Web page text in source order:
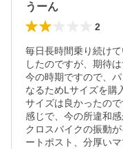
うーん
2
毎日長時間乗り続け
したのですが、期待は
今の時期ですので、
なるためLサイズを購
サイズは良かったの
感じで、今の所違和感
クロスバイクの振動
ートポスト、分厚い